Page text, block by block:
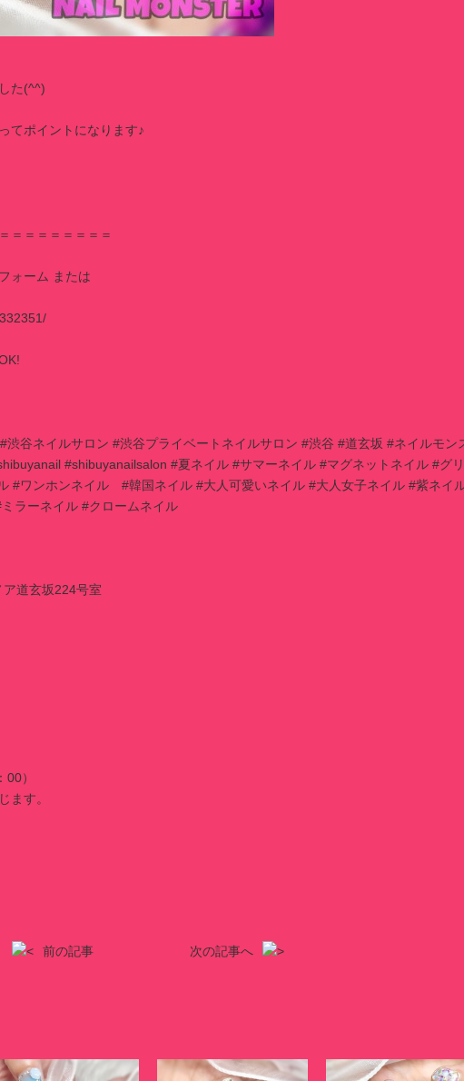
た(^^)
てポイントになります♪
＝＝＝＝＝＝＝＝
ォーム または
渋谷ネイルサロン #渋谷プライベートネイルサロン #渋谷 #道玄坂 #ネイルモン
#shibuyanailsalon #夏ネイル #サマーネイル #マグネットネイル #グリ
#ワンホンネイル #韓国ネイル #大人可愛いネイル #大人女子ネイル #紫ネイ
ラーネイル #クロームネイル
道玄坂224号室
）
ます。
前の記事 次の記事へ